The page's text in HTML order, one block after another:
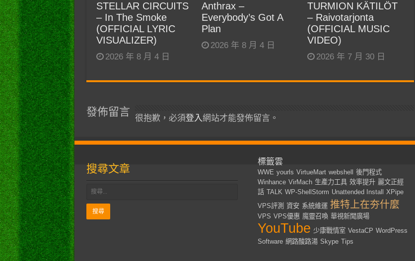
STELLAR CIRCUITS
– In The Smoke
(OFFICIAL LYRIC
VISUALIZER)
2026 年 8 月 4 日
Anthrax –
Everybody’s Got A
Plan
2026 年 8 月 4 日
TURMION KÄTILÖT
– Raivotarjonta
(OFFICIAL MUSIC
VIDEO)
2026 年 7 月 30 日
發佈留言
很抱歉，必須登入網站才能發佈留言。
搜尋文章
標籤雲
WWE yourls VirtueMart webshell
後門程式
Winhance VirMach 生產力工具 效率提升 麗文正經
話 TALK WP-ShellStorm Unattended Install
XPipe
VPS評測 資安 系統維運 推特上在夯什麼
VPS VPS優惠 魔靈召喚 華視新聞廣場
YouTube 少康戰情室 VestaCP WordPress
Software 網路酸路湯 Skype Tips